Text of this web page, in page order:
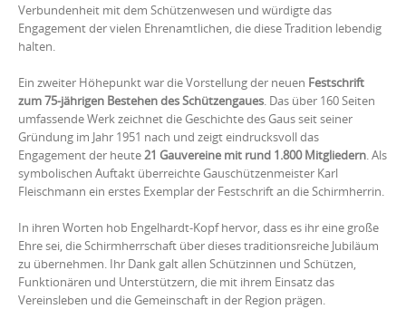
Verbundenheit mit dem Schützenwesen und würdigte das
Engagement der vielen Ehrenamtlichen, die diese Tradition lebendig
halten.
Ein zweiter Höhepunkt war die Vorstellung der neuen Festschrift
zum 75-jährigen Bestehen des Schützengaues. Das über 160 Seiten
umfassende Werk zeichnet die Geschichte des Gaus seit seiner
Gründung im Jahr 1951 nach und zeigt eindrucksvoll das
Engagement der heute21 Gauvereine mit rund 1.800 Mitgliedern. Als
symbolischen Auftakt überreichte Gauschützenmeister Karl
Fleischmann ein erstes Exemplar der Festschrift an die Schirmherrin.
In ihren Worten hob Engelhardt-Kopf hervor, dass es ihr eine große
Ehre sei, die Schirmherrschaft über dieses traditionsreiche Jubiläum
zu übernehmen. Ihr Dank galt allen Schützinnen und Schützen,
Funktionären und Unterstützern, die mit ihrem Einsatz das
Vereinsleben und die Gemeinschaft in der Region prägen.